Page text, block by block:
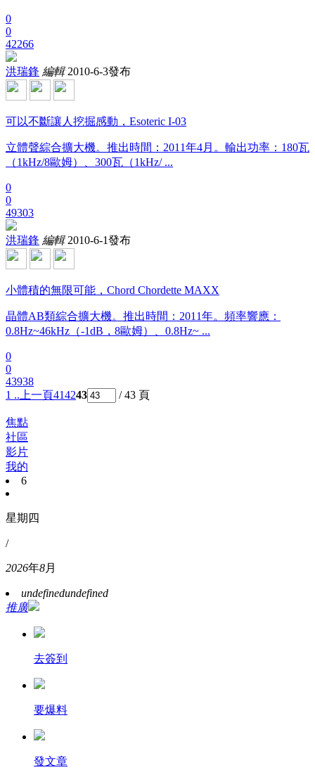
0
0
42266
洪瑞鋒 編輯 2010-6-3發布
可以不斷讓人挖掘感動，Esoteric I-03
立體聲綜合擴大機。推出時間：2011年4月。輸出功率：180瓦
（1kHz/8歐姆）、300瓦（1kHz/ ...
0
0
49303
洪瑞鋒 編輯 2010-6-1發布
小體積的無限可能，Chord Chordette MAXX
晶體AB類綜合擴大機。推出時間：2011年。頻率響應：
0.8Hz~46kHz（-1dB，8歐姆）、0.8Hz~ ...
0
0
43938
1 .. 上一頁414243 / 43 頁
焦點
社區
影片
我的
6
星期四
/
2026年8月
undefinedundefined
推廣
去簽到
要爆料
發文章